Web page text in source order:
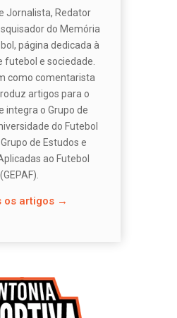
Jornalista, Redator
do Memória
página dedicada à
futebol e sociedade.
como comentarista
artigos para o
integra o Grupo de
do Futebol
de Estudos e
ao Futebol
(GEPAF).
os artigos →